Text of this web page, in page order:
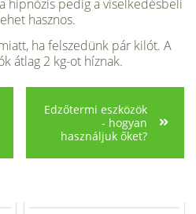
hipnózis pedig a viselkedésbeli
hasznos.
ha fel­szedünk pár kilót. A
át­lag 2 kg-ot híznak.
Edzőtermi eszközök
- hogyan
használjuk őket?